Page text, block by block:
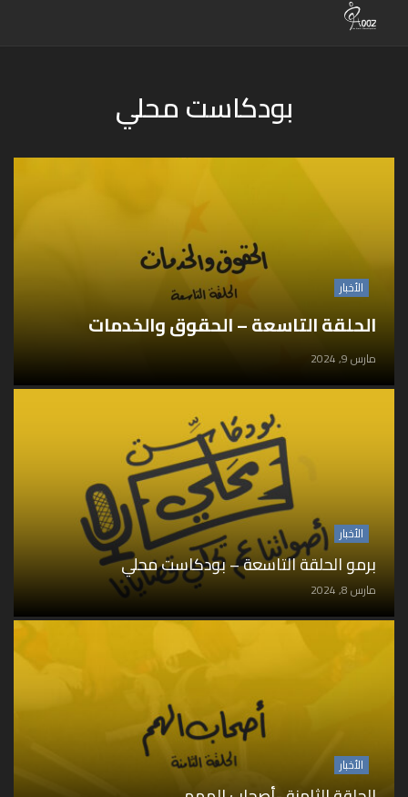
بودكاست محلي
الأخبار
الحلقة التاسعة – الحقوق والخدمات
مارس 9, 2024
الأخبار
برمو الحلقة التاسعة – بودكاست محلي
مارس 8, 2024
الأخبار